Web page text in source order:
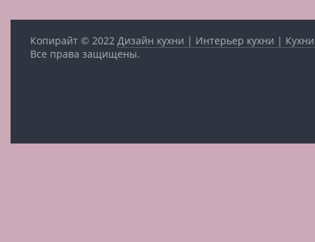
Копирайт © 2022Дизайн кухни | Интерьер кухни |
Все права защищены.